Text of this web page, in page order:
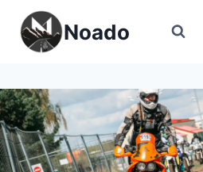
Перейти
содержимому
Noado